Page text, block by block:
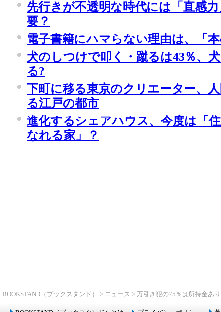
先行きが不透明な時代には「直感
要？
電子書籍にハマらない理由は、「
犬のしつけで叩く・蹴るは43％、
る?
下町に移る東京のクリエーター、
る江戸の都市
進化するシェアハウス、今度は「
なれる家」？
BOOKSTAND（ブックスタンド） > ニュース > 万引き犯の75％は所持金あ